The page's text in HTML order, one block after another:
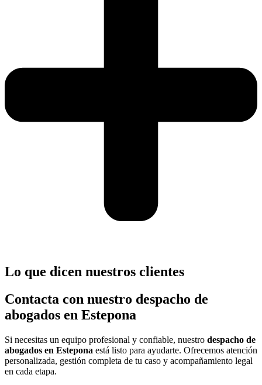
Lo que dicen nuestros clientes
Contacta con nuestro despacho de
abogados en Estepona
Si necesitas un equipo profesional y confiable, nuestro despacho de
abogados en Estepona está listo para ayudarte. Ofrecemos atención
personalizada, gestión completa de tu caso y acompañamiento legal
en cada etapa.